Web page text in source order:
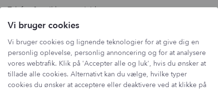
Telefon & mail besvares I tidsrummet:
+45 60 13 27 49
Information
Vi bruger cookies
Vi bruger cookies og lignende teknologier for at give dig en
personlig oplevelse, personlig annoncering og for at analysere
vores webtrafik. Klik på 'Accepter alle og luk', hvis du ønsker at
tillade alle cookies. Alternativt kan du vælge, hvilke typer
cookies du ønsker at acceptere eller deaktivere ved at klikke på